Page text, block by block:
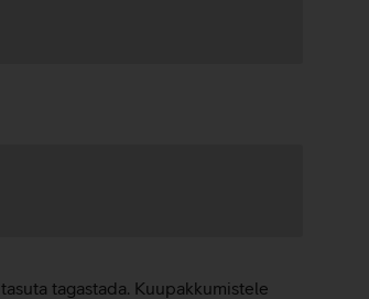
tasuta tagastada. Kuupakkumistele